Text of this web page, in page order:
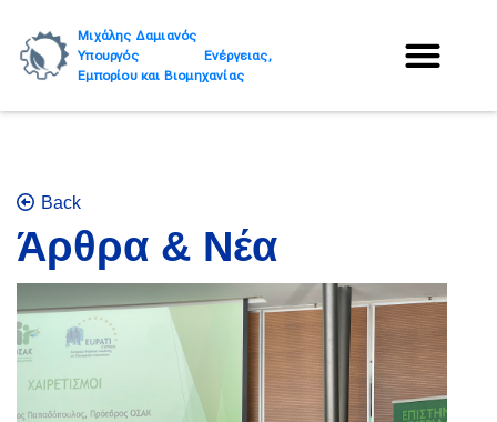
Μιχάλης Δαμιανός
Υπουργός Ενέργειας,
Εμπορίου και Βιομηχανίας
Back
Άρθρα & Νέα